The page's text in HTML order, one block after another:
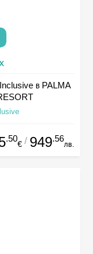
в PALMA
.50
€ / 949.56
лв.